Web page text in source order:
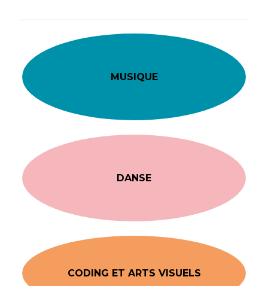
MUSIQUE
DANSE
CODING ET ARTS VISUELS